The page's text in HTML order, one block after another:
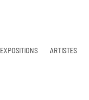
EXPOSITIONS ARTISTES